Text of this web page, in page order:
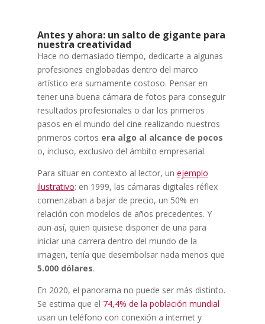
Antes y ahora: un salto de gigante para
nuestra creatividad
Hace no demasiado tiempo, dedicarte a algunas
profesiones englobadas dentro del marco
artístico era sumamente costoso. Pensar en
tener una buena cámara de fotos para conseguir
resultados profesionales o dar los primeros
pasos en el mundo del cine realizando nuestros
primeros cortos era algo al alcance de pocos
o, incluso, exclusivo del ámbito empresarial.
Para situar en contexto al lector, un ejemplo
ilustrativo: en 1999, las cámaras digitales réflex
comenzaban a bajar de precio, un 50% en
relación con modelos de años precedentes. Y
aun así, quien quisiese disponer de una para
iniciar una carrera dentro del mundo de la
imagen, tenía que desembolsar nada menos que
5.000 dólares.
En 2020, el panorama no puede ser más distinto.
Se estima que el 74,4% de la población mundial
usan un teléfono con conexión a internet y